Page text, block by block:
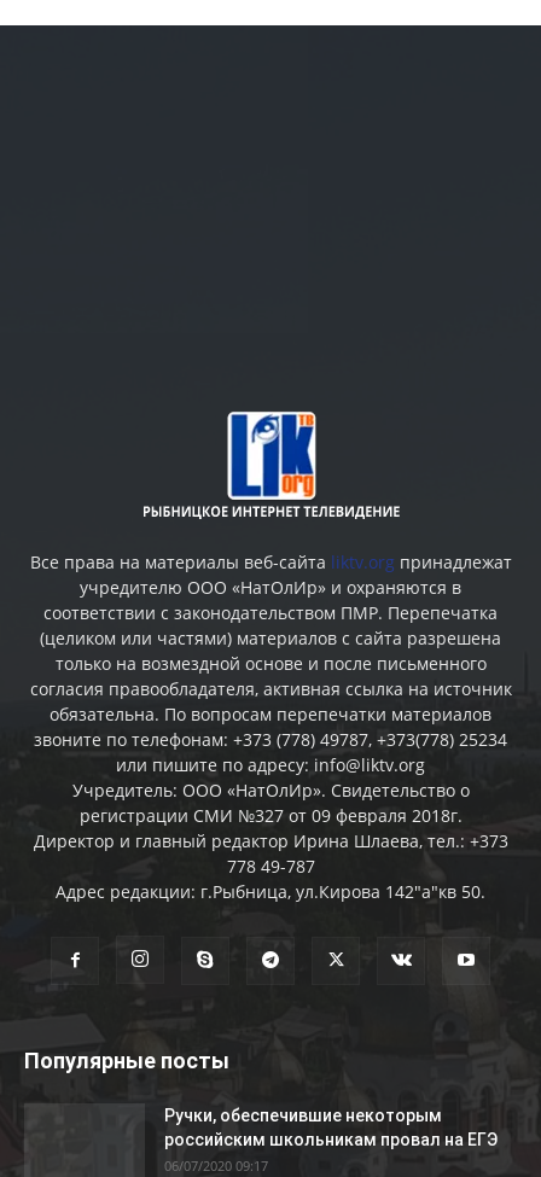
Все права на материалы веб-сайта liktv.org принадлежат
учредителю ООО «НатОлИр» и охраняются в
соответствии с законодательством ПМР. Перепечатка
(целиком или частями) материалов c сайта разрешена
только на возмездной основе и после письменного
согласия правообладателя, активная ссылка на источник
обязательна. По вопросам перепечатки материалов
звоните по телефонам: +373 (778) 49787, +373(778) 25234
или пишите по адресу: info@liktv.org
Учредитель: ООО «НатОлИр». Свидетельство о
регистрации СМИ №327 от 09 февраля 2018г.
Директор и главный редактор Ирина Шлаева, тел.: +373
778 49-787
Адрес редакции: г.Рыбница, ул.Кирова 142"а"кв 50.
Популярные посты
Ручки, обеспечившие некоторым
российским школьникам провал на ЕГЭ
06/07/2020 09:17